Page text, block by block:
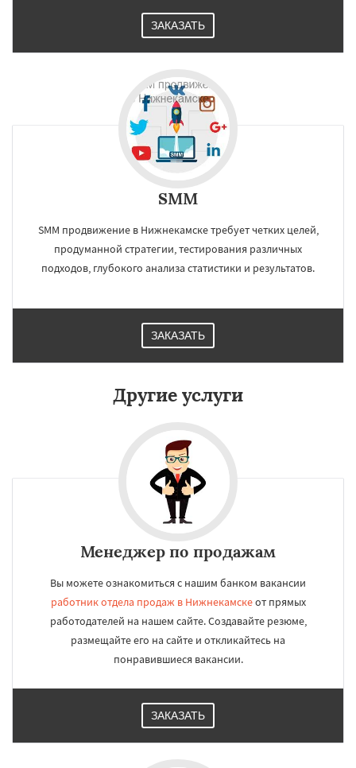
×
Дзержинск Энгельс
Королёв Братск
Старый Оскол
Прокопьевск
ЗАКАЗАТЬ
SMM
SMM продвижение в Нижнекамске требует четких целей,
продуманной стратегии, тестирования различных
подходов, глубокого анализа статистики и результатов.
ЗАКАЗАТЬ
Другие услуги
Менеджер по продажам
Вы можете ознакомиться с нашим банком вакансии
работник отдела продаж в Нижнекамскеот прямых
работодателей на нашем сайте. Создавайте резюме,
размещайте его на сайте и откликайтесь на
понравившиеся вакансии.
ЗАКАЗАТЬ
×